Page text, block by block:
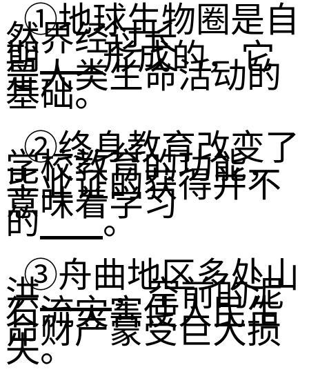
①地球生物圈是自
然界经过长
期 形成的，它
是人类生命活动的
基础。
②终身教育改变了
学校教育的功能，
毕业证的获得并不
意味着学习
的
。
③舟曲地区多处山
洪 ，空前的泥
石流灾害使人民生
命财产蒙受巨大损
失。